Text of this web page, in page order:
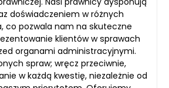
doświadczeniem w różnych
co pozwala nam na skuteczne
klientów w sprawach
organami administracyjnymi.
spraw; wręcz przeciwnie,
w każdą kwestię, niezależnie od